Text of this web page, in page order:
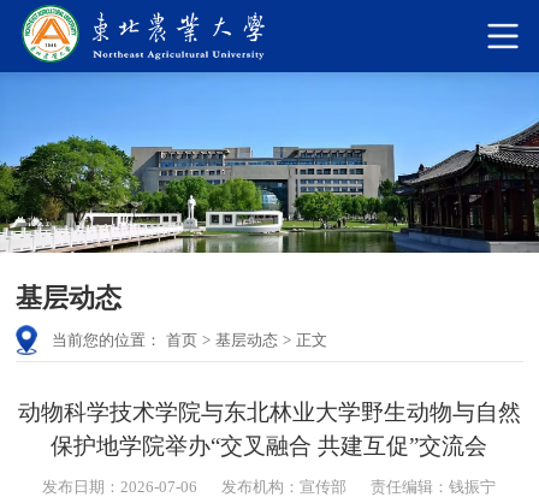
基层动态
当前您的位置： 首页 > 基层动态 > 正文
动物科学技术学院与东北林业大学野生动物与自然
保护地学院举办“交叉融合 共建互促”交流会
发布日期：2026-07-06 发布机构：宣传部
责任编辑：钱振宁